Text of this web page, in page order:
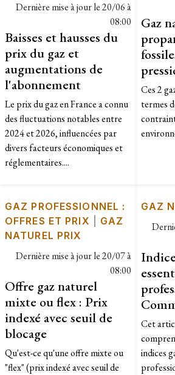
Dernière mise à jour le20/06 à
08:00
Baisses et hausses du
prix du gaz et
augmentations de
l'abonnement
Le prix du gaz en France a connu
des fluctuations notables entre
2024 et 2026, influencées par
divers facteurs économiques et
réglementaires....
Gaz
Ces 2
termes
GAZ PROFESSIONNEL :
OFFRES ET PRIX
GAZ
NATUREL PRIX
Dernière mise à jour le20/07 à
08:00
Offre gaz naturel
mixte ou flex : Prix
indexé avec seuil de
blocage
Qu'est-ce qu'une offre mixte ou
"flex" (prix indexé avec seuil de
GAZ
Cet
indices